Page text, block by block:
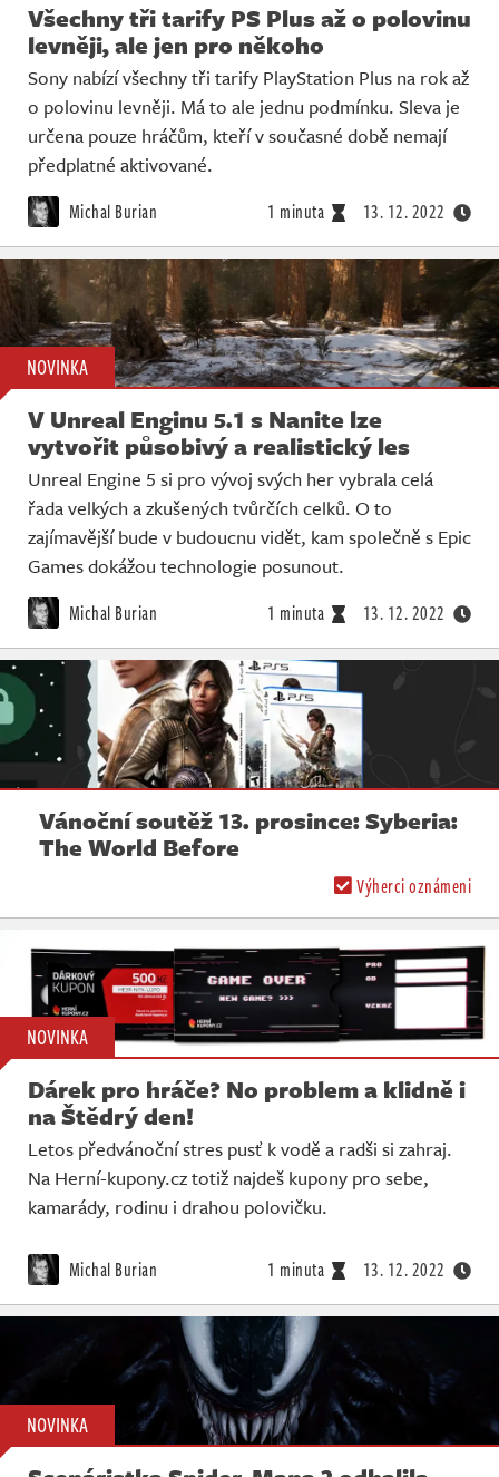
Všechny tři tarify PS Plus až o polovinu
levněji, ale jen pro někoho
Sony nabízí všechny tři tarify PlayStation Plus na rok až
o polovinu levněji. Má to ale jednu podmínku. Sleva je
určena pouze hráčům, kteří v současné době nemají
předplatné aktivované.
Michal Burian 1 minuta 13. 12. 2022
NOVINKA
V Unreal Enginu 5.1 s Nanite lze
vytvořit působivý a realistický les
Unreal Engine 5 si pro vývoj svých her vybrala celá
řada velkých a zkušených tvůrčích celků. O to
zajímavější bude v budoucnu vidět, kam společně s Epic
Games dokážou technologie posunout.
Michal Burian 1 minuta 13. 12. 2022
Vánoční soutěž 13. prosince: Syberia:
The World Before
Výherci oznámeni
NOVINKA
Dárek pro hráče? No problem a klidně i
na Štědrý den!
Letos předvánoční stres pusť k vodě a radši si zahraj.
Na Herní-kupony.cz totiž najdeš kupony pro sebe,
kamarády, rodinu i drahou polovičku.
Michal Burian 1 minuta 13. 12. 2022
NOVINKA